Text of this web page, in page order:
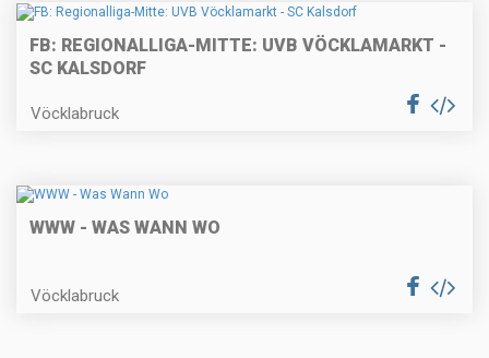
FB: REGIONALLIGA-MITTE: UVB VÖCKLAMARKT -
SC KALSDORF
Vöcklabruck
WWW - WAS WANN WO
Vöcklabruck